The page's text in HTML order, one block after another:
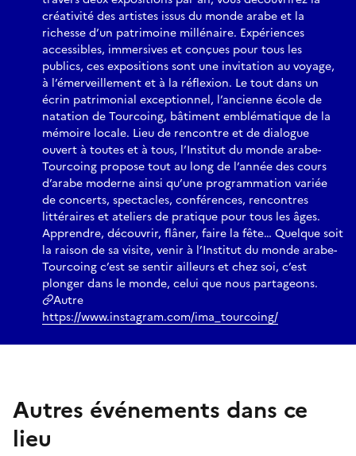
fragile entre deux états : la destruction et la promesse.
créativité des artistes issus du monde arabe et la
richesse d’un patrimoine millénaire. Expériences
accessibles, immersives et conçues pour tous les
publics, ces expositions sont une invitation au voyage,
à l’émerveillement et à la réflexion. Le tout dans un
écrin patrimonial exceptionnel, l’ancienne école de
natation de Tourcoing, bâtiment emblématique de la
mémoire locale. Lieu de rencontre et de dialogue
ouvert à toutes et à tous, l’Institut du monde arabe-
Tourcoing propose tout au long de l’année des cours
d’arabe moderne ainsi qu’une programmation variée
de concerts, spectacles, conférences, rencontres
littéraires et ateliers de pratique pour tous les âges.
Apprendre, découvrir, flâner, faire la fête… Quelque soit
la raison de sa visite, venir à l’Institut du monde arabe-
Tourcoing c’est se sentir ailleurs et chez soi, c’est
plonger dans le monde, celui que nous partageons.
Autre
https://www.instagram.com/ima_tourcoing/
Autres événements dans ce
lieu